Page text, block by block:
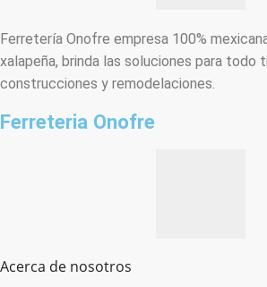
Ferretería Onofre empresa 100%
xalapeña, brinda las soluciones para todo
construcciones y remodelaciones.
Ferreteria Onofre
Acerca de nosotros